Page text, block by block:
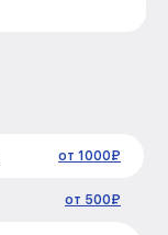
от 1000₽
от 500₽